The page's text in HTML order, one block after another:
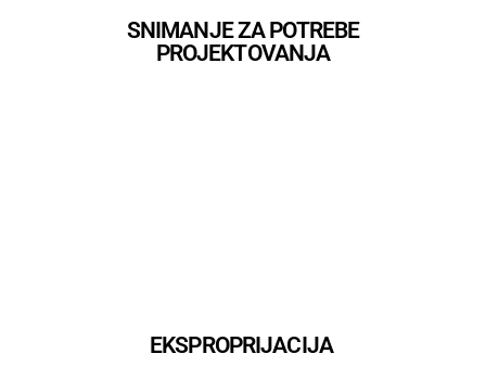
SNIMANJE ZA POTREBE
PROJEKTOVANJA
EKSPROPRIJACIJA